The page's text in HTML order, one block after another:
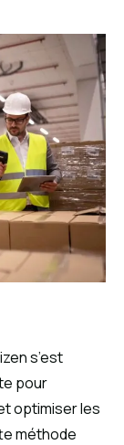
s’est
pour
optimiser les
méthode